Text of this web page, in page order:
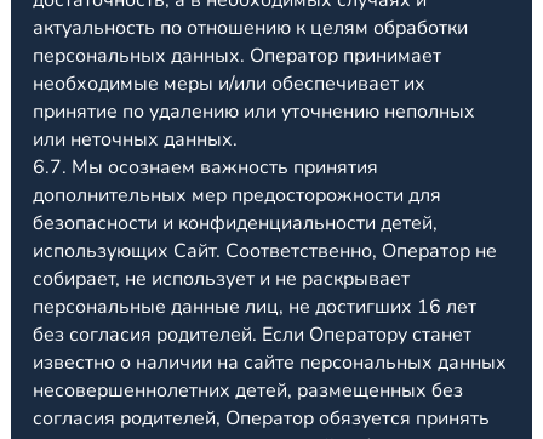
актуальность по отношению к целям обработки
персональных данных. Оператор принимает
необходимые меры и/или обеспечивает их
принятие по удалению или уточнению неполных
или неточных данных.
6.7. Мы осознаем важность принятия
дополнительных мер предосторожности для
безопасности и конфиденциальности детей,
использующих Сайт. Соответственно, Оператор не
собирает, не использует и не раскрывает
персональные данные лиц, не достигших 16 лет
без согласия родителей. Если Оператору станет
известно о наличии на сайте персональных данных
несовершеннолетних детей, размещенных без
согласия родителей, Оператор обязуется принять